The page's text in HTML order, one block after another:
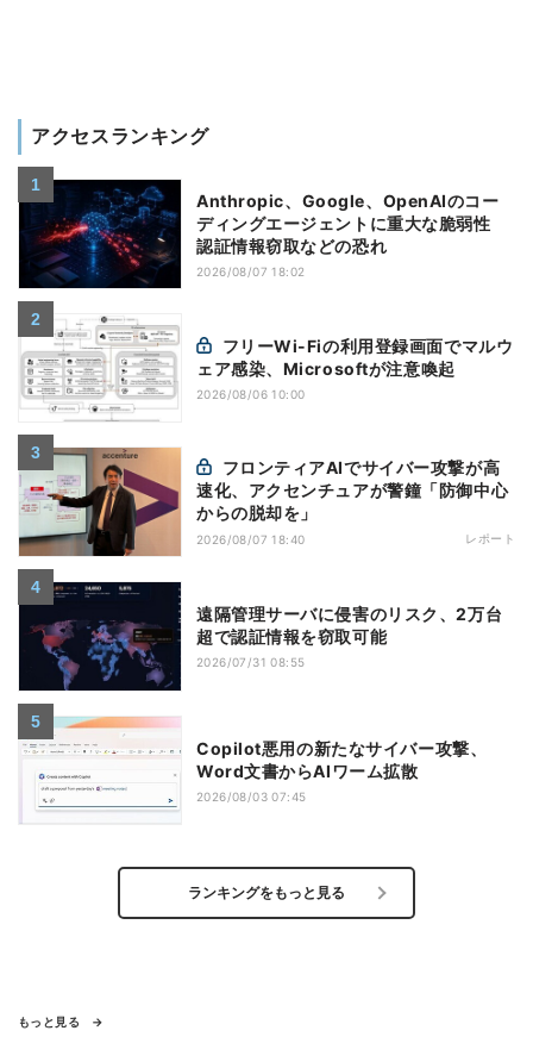
アクセスランキング
Anthropic、Google、OpenAIのコー
ディングエージェントに重大な脆弱性
認証情報窃取などの恐れ
2026/08/07 18:02
ェア感染、Microsoftが注意喚起
2026/08/06 10:00
速化、アクセンチュアが警鐘「防御中心
からの脱却を」
2026/08/07 18:40 レポート
遠隔管理サーバに侵害のリスク、2万台
超で認証情報を窃取可能
2026/07/31 08:55
Copilot悪用の新たなサイバー攻撃、
Word文書からAIワーム拡散
2026/08/03 07:45
ランキングをもっと見る
もっと見る